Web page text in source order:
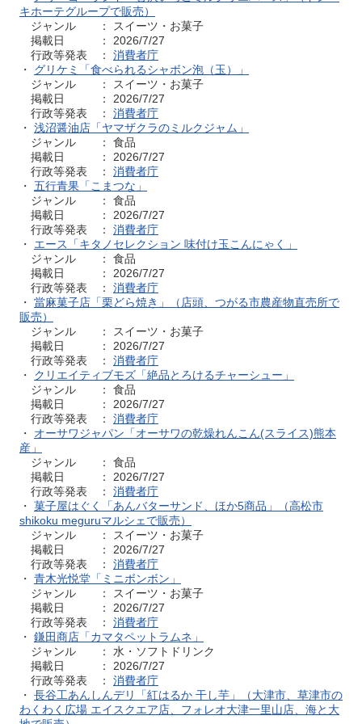
キホーテグループで販売）
ジャンル ： スイーツ・お菓子
掲載日 ： 2026/7/27
行政等発表 ： 消費者庁
・ グリケミ「食べられるシャボン泡（玉）」
ジャンル ： スイーツ・お菓子
掲載日 ： 2026/7/27
行政等発表 ： 消費者庁
・ 浅沼醤油店「ヤマザクラのミルクジャム」
ジャンル ： 食品
掲載日 ： 2026/7/27
行政等発表 ： 消費者庁
・ 五行青果「こまつな」
ジャンル ： 食品
掲載日 ： 2026/7/27
行政等発表 ： 消費者庁
・ エース「キタノセレクション 味付け玉こんにゃく」
ジャンル ： 食品
掲載日 ： 2026/7/27
行政等発表 ： 消費者庁
・ 當麻菓子店「栗どら焼き」（店頭、つがる市農産物直売所で
販売）
ジャンル ： スイーツ・お菓子
掲載日 ： 2026/7/27
行政等発表 ： 消費者庁
・ クリエイティブモズ「絶品とろけるチャーシュー」
ジャンル ： 食品
掲載日 ： 2026/7/27
行政等発表 ： 消費者庁
・ オーサワジャパン「オーサワの乾燥れんこん(スライス)熊本
産」
ジャンル ： 食品
掲載日 ： 2026/7/27
行政等発表 ： 消費者庁
・ 菓子屋はぐく「あんバターサンド、ほか5商品」（高松市
shikoku meguruマルシェで販売）
ジャンル ： スイーツ・お菓子
掲載日 ： 2026/7/27
行政等発表 ： 消費者庁
・ 青木光悦堂「ミニボンボン」
ジャンル ： スイーツ・お菓子
掲載日 ： 2026/7/27
行政等発表 ： 消費者庁
・ 鎌田商店「カマタペットラムネ」
ジャンル ： 水・ソフトドリンク
掲載日 ： 2026/7/27
行政等発表 ： 消費者庁
・ 長谷工あんしんデリ「紅はるか 干し芋」（大津市、草津市の
わくわく広場 エイスクエア店、フォレオ大津一里山店、海と大